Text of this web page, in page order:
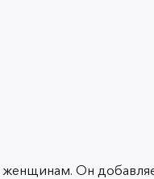
женщинам. Он